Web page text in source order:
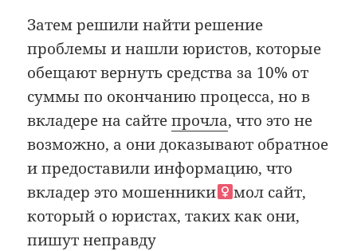
Затем решили найти решение
проблемы и нашли юристов, которые
обещают вернуть средства за 10% от
суммы по окончанию процесса, но в
вкладере на сайтепрочла, что это не
возможно, а они доказывают обратное
и предоставили информацию, что
вкладер это мошенники‍
мол сайт,
который о юристах, таких как они,
пишут неправду